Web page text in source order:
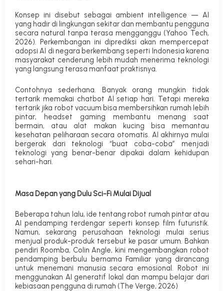
Konsep ini disebut sebagai ambient intelligence — AI
yang hadir di lingkungan sekitar dan membantu pengguna
secara natural tanpa terasa mengganggu (Yahoo Tech,
2026). Perkembangan ini diprediksi akan mempercepat
adopsi AI di negara berkembang seperti Indonesia karena
masyarakat cenderung lebih mudah menerima teknologi
yang langsung terasa manfaat praktisnya.
Contohnya sederhana. Banyak orang mungkin tidak
tertarik memakai chatbot AI setiap hari. Tetapi mereka
tertarik jika robot vacuum bisa membersihkan rumah lebih
pintar, headset gaming membantu menang saat
bermain, atau alat makan kucing bisa memantau
kesehatan peliharaan secara otomatis. AI akhirnya mulai
bergerak dari teknologi “buat coba-coba” menjadi
teknologi yang benar-benar dipakai dalam kehidupan
sehari-hari.
Masa Depan yang Dulu Sci-Fi Mulai Dijual
Beberapa tahun lalu, ide tentang robot rumah pintar atau
AI pendamping terdengar seperti konsep film futuristik.
Namun, sekarang perusahaan teknologi mulai serius
menjual produk-produk tersebut ke pasar umum. Bahkan
pendiri Roomba, Colin Angle, kini mengembangkan robot
pendamping berbulu bernama Familiar yang dirancang
untuk menemani manusia secara emosional. Robot ini
menggunakan AI generatif lokal dan mampu belajar dari
kebiasaan pengguna di rumah (The Verge, 2026)